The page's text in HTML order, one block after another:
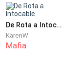
como si ni
sabía.
en la pantalla.
De Rota a Intocable
KarenW
Mafia